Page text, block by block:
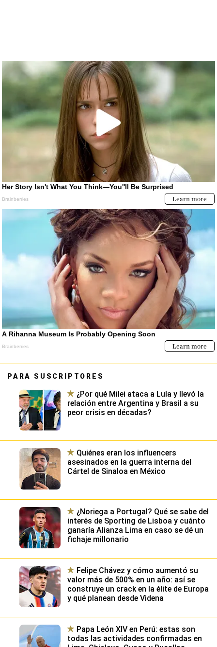
PARA SUSCRIPTORES
¿Por qué Milei ataca a Lula y llevó la
relación entre Argentina y Brasil a su
peor crisis en décadas?
Quiénes eran los influencers
asesinados en la guerra interna del
Cártel de Sinaloa en México
¿Noriega a Portugal? Qué se sabe del
interés de Sporting de Lisboa y cuánto
ganaría Alianza Lima en caso se dé un
fichaje millonario
Felipe Chávez y cómo aumentó su
valor más de 500% en un año: así se
construye un crack en la élite de Europa
y qué planean desde Videna
Papa León XIV en Perú: estas son
todas las actividades confirmadas en